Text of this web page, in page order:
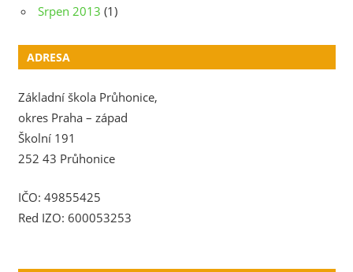
Srpen 2013 (1)
ADRESA
Základní škola Průhonice,
okres Praha – západ
Školní 191
252 43 Průhonice
IČO: 49855425
Red IZO: 600053253